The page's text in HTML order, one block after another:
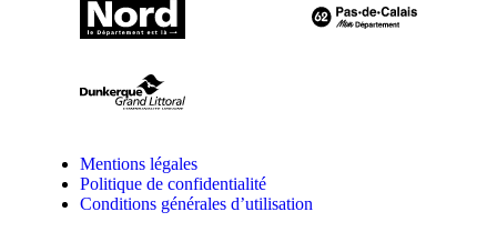
Mentions légales
Politique de confidentialité
Conditions générales d’utilisation